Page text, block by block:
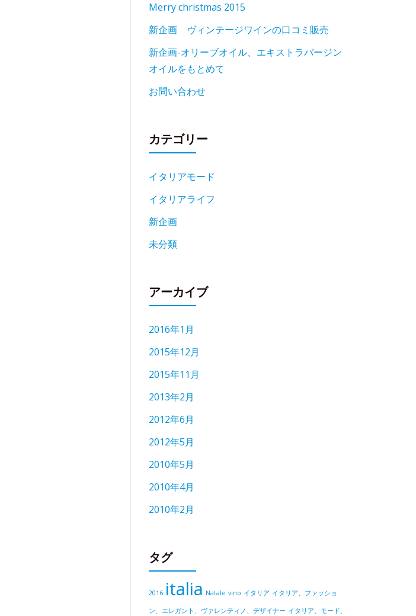
Merry christmas 2015
新企画 ヴィンテージワインの口コミ販売
新企画-オリーブオイル、エキストラバージン
オイルをもとめて
お問い合わせ
カテゴリー
イタリアモード
イタリアライフ
新企画
未分類
アーカイブ
2016年1月
2015年12月
2015年11月
2013年2月
2012年6月
2012年5月
2010年5月
2010年4月
2010年2月
タグ
2016 italia Natale vino イタリア イタリア、ファッショ
ン、エレガント、ヴァレンティノ、デザイナー イタリア、モード、